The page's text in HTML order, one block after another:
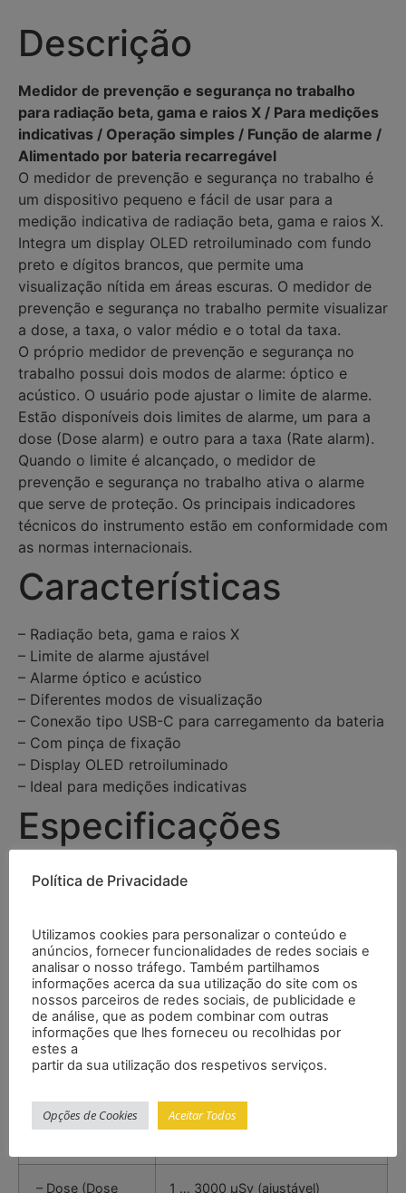
Descrição
Medidor de prevenção e segurança no trabalho
para radiação beta, gama e raios X / Para medições
indicativas / Operação simples / Função de alarme /
Alimentado por bateria recarregável
O medidor de prevenção e segurança no trabalho é
um dispositivo pequeno e fácil de usar para a
medição indicativa de radiação beta, gama e raios X.
Integra um display OLED retroiluminado com fundo
preto e dígitos brancos, que permite uma
visualização nítida em áreas escuras. O medidor de
prevenção e segurança no trabalho permite visualizar
a dose, a taxa, o valor médio e o total da taxa.
O próprio medidor de prevenção e segurança no
trabalho possui dois modos de alarme: óptico e
acústico. O usuário pode ajustar o limite de alarme.
Estão disponíveis dois limites de alarme, um para a
dose (Dose alarm) e outro para a taxa (Rate alarm).
Quando o limite é alcançado, o medidor de
prevenção e segurança no trabalho ativa o alarme
que serve de proteção. Os principais indicadores
técnicos do instrumento estão em conformidade com
as normas internacionais.
Características
– Radiação beta, gama e raios X
– Limite de alarme ajustável
– Alarme óptico e acústico
– Diferentes modos de visualização
– Conexão tipo USB-C para carregamento da bateria
– Com pinça de fixação
– Display OLED retroiluminado
– Ideal para medições indicativas
Especificações
Faixa 0,05 µSv … 50 mSv
Resolução 0,01 µSv
Precisão
-17 % … +25 % baseado em 137
Cs γ
Sensor
– Dose (Dose 1 … 3000 µSv (ajustável)
Política de Privacidade
Utilizamos cookies para personalizar o conteúdo e
anúncios, fornecer funcionalidades de redes sociais e
analisar o nosso tráfego. Também partilhamos
informações acerca da sua utilização do site com os
nossos parceiros de redes sociais, de publicidade e
de análise, que as podem combinar com outras
informações que lhes forneceu ou recolhidas por
estes a
partir da sua utilização dos respetivos serviços.
Opções de Cookies Aceitar Todos